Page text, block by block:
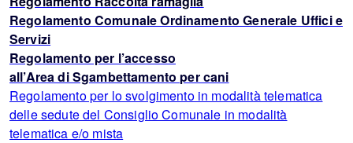
Regolamento Comunale Ordinamento Generale Uffici e
Servizi
Regolamento per l’accesso
all’Area di Sgambettamento per cani
Regolamento per lo svolgimento in modalità telematica
delle sedute del Consiglio Comunale in modalità
telematica e/o mista